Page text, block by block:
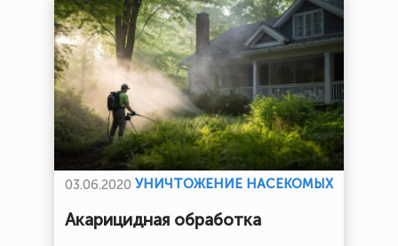
03.06.2020 УНИЧТОЖЕНИЕ НАСЕКОМЫХ
Акарицидная обработка